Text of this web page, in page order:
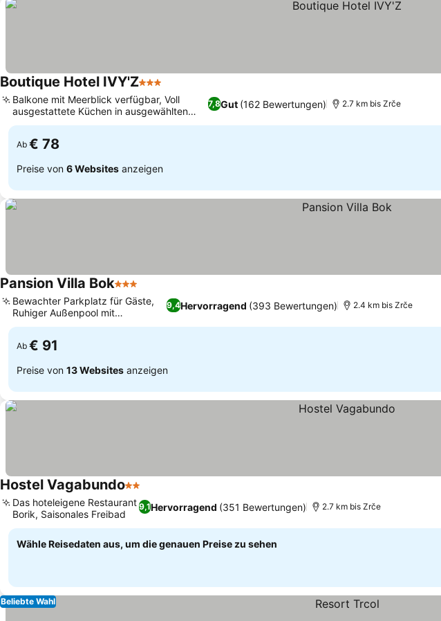
Boutique Hotel IVY'Z3 Sterne
7,8Gut (162 Bewertungen)
Balkone mit Meerblick verfügbar, Voll
ausgestattete Küchen in ausgewählten
Einheiten
2.7 km bis Zrče
Ab € 78
Preise von 6 Websites anzeigen
Pansion Villa Bok3 Sterne
9,4Hervorragend (393 Bewertungen)
Bewachter Parkplatz für Gäste,
Ruhiger Außenpool mit
Sonnenterrasse
2.4 km bis Zrče
Ab € 91
Preise von 13 Websites anzeigen
Hostel Vagabundo2 Sterne
9,1Hervorragend (351 Bewertungen)
Das hoteleigene Restaurant
Borik, Saisonales Freibad
2.7 km bis Zrče
Wähle Reisedaten aus, um die genauen Preise zu sehen
Beliebte Wahl